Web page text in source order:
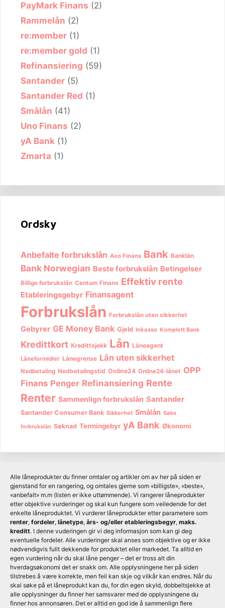
PayMark Finans (2)
Rammelån (2)
re:member (1)
re:member gold (1)
Refinansiering (59)
Santander (5)
Santander Red (1)
Smålån (41)
Uno Finans (2)
yA Bank (1)
Zmarta (1)
Ordsky
Anbefalte forbrukslån Axo Finans Bank Banklån
Bank Norwegian Beste forbrukslån Betingelser
Billige forbrukslån Centum Finans Effektiv rente
Etableringsgebyr Finansagent
Forbrukslån Forbrukslån uten sikkerhet
Gebyrer GE Money Bank Gjeld Inkasso Komplett Bank
Kredittkort Kredittsjekk Lån Låneagent
Låneformidler Lånegrense Lån uten sikkerhet
Nedbetaling Nedbetalingstid Online24 Online24-lånet OPP
Finans Penger Refinansiering Rente
Renter Sammenlign forbrukslån Santander
Santander Consumer Bank Sikkerhet Smålån Søke
forbrukslån Søknad Termingebyr yA Bank Økonomi
Alle låneprodukter du finner omtaler og artikler om av her på siden er
gjenstand for en rangering, og omtales gjerne som «billigste», «beste»,
«anbefalt» m.m (listen er ikke uttømmende). Vi rangerer låneprodukter
etter objektive vurderinger og skal kun fungere som veiledende for det
enkelte låneproduktet. Vi vurderer låneprodukter etter parametere som
renter, fordeler, lånetype, års- og/eller etableringsbegyr, maks.
kreditt. I denne vuderingen gir vi deg informasjon som kan gi deg
eventuelle fordeler. Alle vurderinger skal anses som objektive og er ikke
nødvendigvis fullt dekkende for produktet eller markedet. Ta alltid en
egen vurdering når du skal låne penger – det er tross alt din
hverdagsøkonomi det er snakk om. Alle opplysningene her på siden
tilstrebes å være korrekte, men feil kan skje og vilkår kan endres. Når du
skal søke på et låneprodukt kan du, for din egen skyld, dobbeltsjekke at
alle opplysninger du finner her samsvarer med de opplysningene du
finner hos annonsøren. Det er alltid en god ide å sammenlign flere